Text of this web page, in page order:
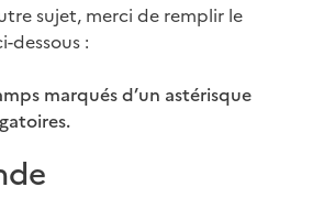
sujet, merci de remplir le
dessous :
marqués d’un astérisque